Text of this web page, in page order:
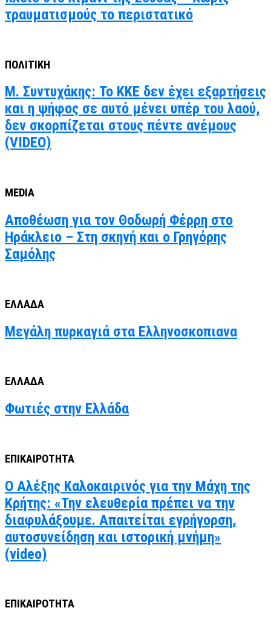
τραυματισμούς το περιστατικό
ΠΟΛΙΤΙΚΗ
Μ. Συντυχάκης: Το ΚΚΕ δεν έχει εξαρτήσεις
και η ψήφος σε αυτό μένει υπέρ του λαού,
δεν σκορπίζεται στους πέντε ανέμους
(VIDEO)
MEDIA
Αποθέωση για τον Θοδωρή Φέρρη στο
Ηράκλειο – Στη σκηνή και ο Γρηγόρης
Σαμόλης
ΕΛΛΑΔΑ
Μεγάλη πυρκαγιά στα Ελληνοσκοπιανα
ΕΛΛΑΔΑ
Φωτιές στην Ελλάδα
ΕΠΙΚΑΙΡΟΤΗΤΑ
Ο Αλέξης Καλοκαιρινός για την Μάχη της
Κρήτης: «Την ελευθερία πρέπει να την
διαφυλάξουμε. Απαιτείται εγρήγορση,
αυτοσυνείδηση και ιστορική μνήμη»
(video)
ΕΠΙΚΑΙΡΟΤΗΤΑ